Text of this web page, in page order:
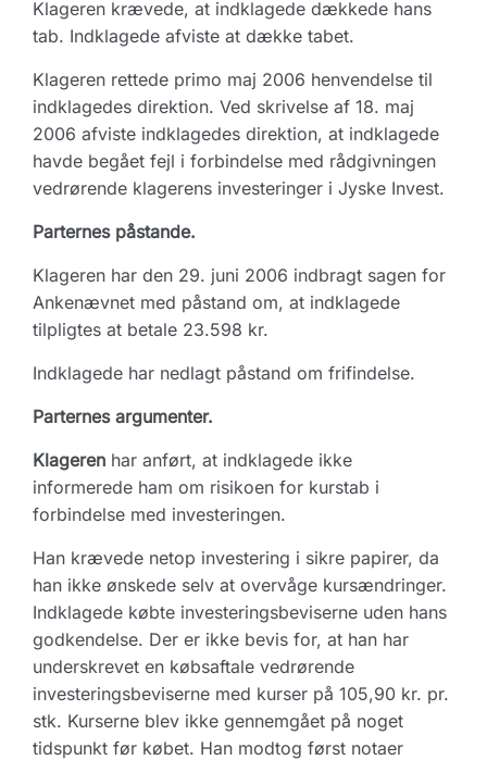
Klageren krævede, at indklagede dækkede hans
tab. Indklagede afviste at dække tabet.
Klageren rettede primo maj 2006 henvendelse til
indklagedes direktion. Ved skrivelse af 18. maj
2006 afviste indklagedes direktion, at indklagede
havde begået fejl i forbindelse med rådgivningen
vedrørende klagerens investeringer i Jyske Invest.
Parternes påstande.
Klageren har den 29. juni 2006 indbragt sagen for
Ankenævnet med påstand om, at indklagede
tilpligtes at betale 23.598 kr.
Indklagede har nedlagt påstand om frifindelse.
Parternes argumenter.
Klageren har anført, at indklagede ikke
informerede ham om risikoen for kurstab i
forbindelse med investeringen.
Han krævede netop investering i sikre papirer, da
han ikke ønskede selv at overvåge kursændringer.
Indklagede købte investeringsbeviserne uden hans
godkendelse. Der er ikke bevis for, at han har
underskrevet en købsaftale vedrørende
investeringsbeviserne med kurser på 105,90 kr. pr.
stk. Kurserne blev ikke gennemgået på noget
tidspunkt før købet. Han modtog først notaer